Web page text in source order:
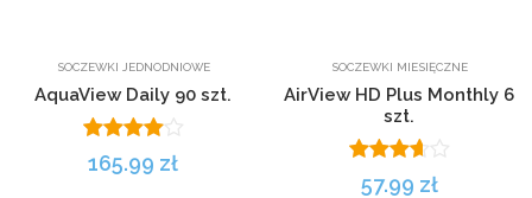
SOCZEWKI JEDNODNIOWE
AquaView Daily 90 szt.
165.99 zł
SOCZEWKI MIESIĘCZNE
AirView HD Plus Monthly 6
szt.
57.99 zł